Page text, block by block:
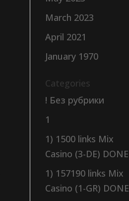
March 2023
April 2021
January 1970
Categories
! Без рубрики
1
1) 1500 links Mix
Casino (3-DE) DONE
1) 157190 links Mix
Casino (1-GR) DONE